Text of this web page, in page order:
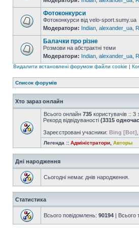
Фотоконкурси
Фотоконкурси від velo-sport.sumy.ua
Модератори: Indian alexander_ua
Балачки про різне
Розмови на абстрактні теми
Модератори: Indian alexander_ua
Видалити встановлені форумом файли cookie |
Список форумів
Хто зараз онлайн
Всього онлайн 735 користувачів :: 3
Рекорд відвідуваності (3315
Зареєстровані учасники: Bing [Bot]
Легенда :: Адміністратори Авторы
Дні народження
Сьогодні немає днів народження.
Статистика
Всього повідомлень: 90194 | Всього